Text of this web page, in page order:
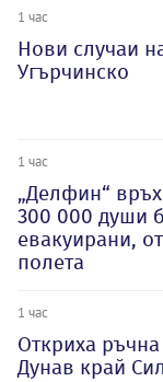
1 час
Нови случаи
Угърчинско
1 час
„Делфин“
300 000 души
евакуирани,
полета
1 час
Откриха
Дунав край